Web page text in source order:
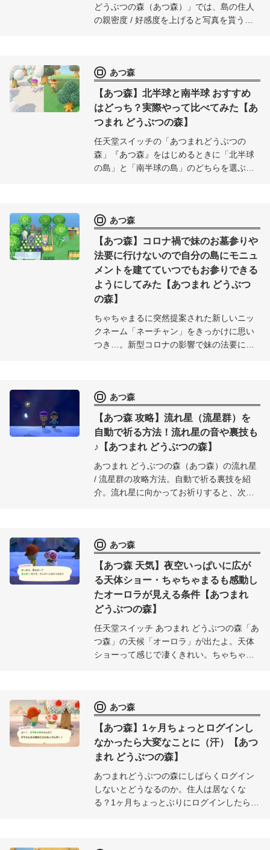
どうぶつの森（あつ森）」では、島の住人
の親密度 / 好感度を上げると写真を貰うこ
あつ森
【あつ森】北半球と南半球 おすすめ
はどっち？実際やって比べてみた【あ
つまれ どうぶつの森】
任天堂スイッチの「あつまれどうぶつの
森」『あつ森』をはじめるときに「北半球
の島」と「南半球の島」のどちらを選ぶの
あつ森
【あつ森】コロナ禍で妹のお墓参りや
法要に行けないので自分の島にモニュ
メントを建てていつでもお参りできる
ようにしてみた【あつまれ どうぶつ
の森】
ちゃちゃまるに突然提案された新しいニッ
クネーム「ネーチャン」をきっかけに思い
つき…。新型コロナの影響で妹の法要に参
あつ森
【あつ森 攻略】流れ星（流星群）を
自動で祈る方法！流れ星の音や裏技も
♪【あつまれ どうぶつの森】
あつまれ どうぶつの森（あつ森）の流れ星
/ 流星群の攻略方法。自動で祈る裏技を紹
介。流れ星に向かってお祈りすると、次の
う。あつ森
【あつ森 天気】夜空いっぱいに広が
る天体ショー・ちゃちゃまるも感動し
たオーロラが見える条件【あつまれ
どうぶつの森】
任天堂スイッチ あつまれ どうぶつの森「あ
つ森」の天候「オーロラ」が出たよ。天体
ショーって感じで凄くきれい。ちゃちゃま
あつ森
【あつ森】1ヶ月ちょっとログインし
なかったら大変なことに（汗）【あつ
まれ どうぶつの森】
あつまれどうぶつの森にしばらくログイン
しないとどうなるのか。住人は居なくな
る？1ヶ月ちょっとぶりにログインしたら大